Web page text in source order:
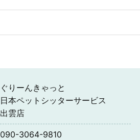
ぐりーんきゃっと
日本ペットシッターサービス
出雲店
090-3064-9810